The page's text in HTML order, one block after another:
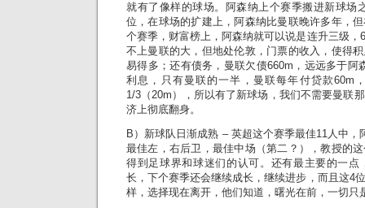
就有了像样的球场。阿森纳上个赛季搬进新球场
位，在球场的扩建上，阿森纳比曼联晚许多年，
个赛季，财富榜上，阿森纳就可以说是连升三级，
不上曼联的大，但地处伦敦，门票的收入，使得
易得多；还有债务，曼联欠债660m，远远多于阿
利息，只有曼联的一半，曼联每年付贷款60m
1/3（20m），所以有了新球场，我们不需要曼联
济上彻底翻身。
B）新球队日渐成熟 – 英超这个赛季最佳11人中，
最佳左，右后卫，最佳中场（第二？），教授的
得到足球界和球迷们的认可。还有最主要的一点
长，下个赛季还会继续成长，继续进步，而且这4
样，选择现在离开，他们知道，曙光在前，一切